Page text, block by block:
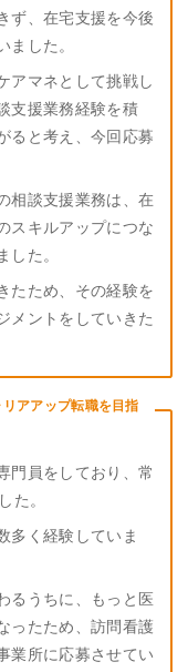
ず、在宅支援を今後
ました。
アマネとして挑戦し
支援業務経験を積
ると考え、今回応募
相談支援業務は、在
スキルアップにつな
した。
たため、その経験を
メントをしていきた
アアップ転職を目指
門員をしており、常
た。
多く経験していま
るうちに、もっと医
ったため、訪問看護
業所に応募させてい